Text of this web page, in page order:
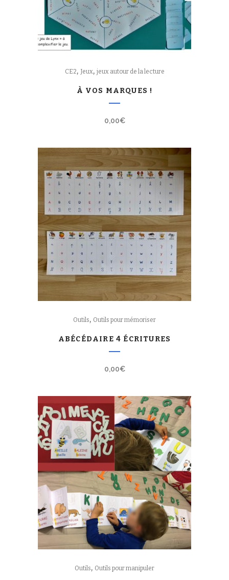
CE2, Jeux, jeux autour de la lecture
À VOS MARQUES !
0,00€
Outils, Outils pour mémoriser
ABÉCÉDAIRE 4 ÉCRITURES
0,00€
Outils, Outils pour manipuler